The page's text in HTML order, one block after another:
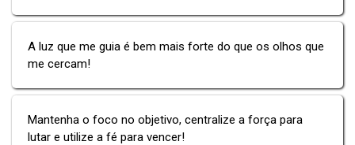
A luz que me guia é bem mais forte do que os olhos que
me cercam!
Mantenha o foco no objetivo, centralize a força para
lutar e utilize a fé para vencer!